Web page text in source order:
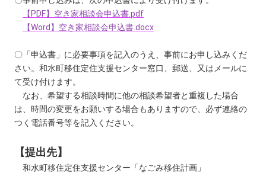
【PDF】空き家相談会申込書.pdf
【Word】空き家相談会申込書.docx
〇「申込書」に必要事項を記入のうえ、事前にお申し込みくだ
さい。和水町移住定住支援センター窓口、郵送、又はメールに
て受け付けます。
なお、希望する相談時間に他の相談希望者と重複した場合
は、時間の変更をお願いする場合もありますので、必ず連絡の
つく電話番号等を記入ください。
【提出先】
和水町移住定住支援センター「なごみ移住計画」